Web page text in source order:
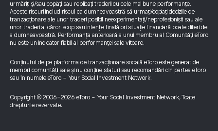
urmăriți și/sau copiați sau replicați traderii cu cele mai bune performanțe.
Aceste riscuri includ riscul ca dumneavoastră să urmați/copiați deciziile de
tranzacționare ale unor traderi posibil neexperimentați/neprofesioniști sau ale
unor traderi al căror scop sau intenție finală ori situație financiară poate diferi de
a dumneavoastră. Performanța anterioară a unui membru al Comunității eToro
nu este un indicator fiabil al performanței sale viitoare.
Conținutul de pe platforma de tranzacționare socială eToro este generat de
membrii comunității sale și nu conține sfaturi sau recomandări din partea eToro
sau în numele eToro - Your Social Investment Network.
Copyright © 2006-2026 eToro - Your Social Investment Network, Toate
drepturile rezervate.